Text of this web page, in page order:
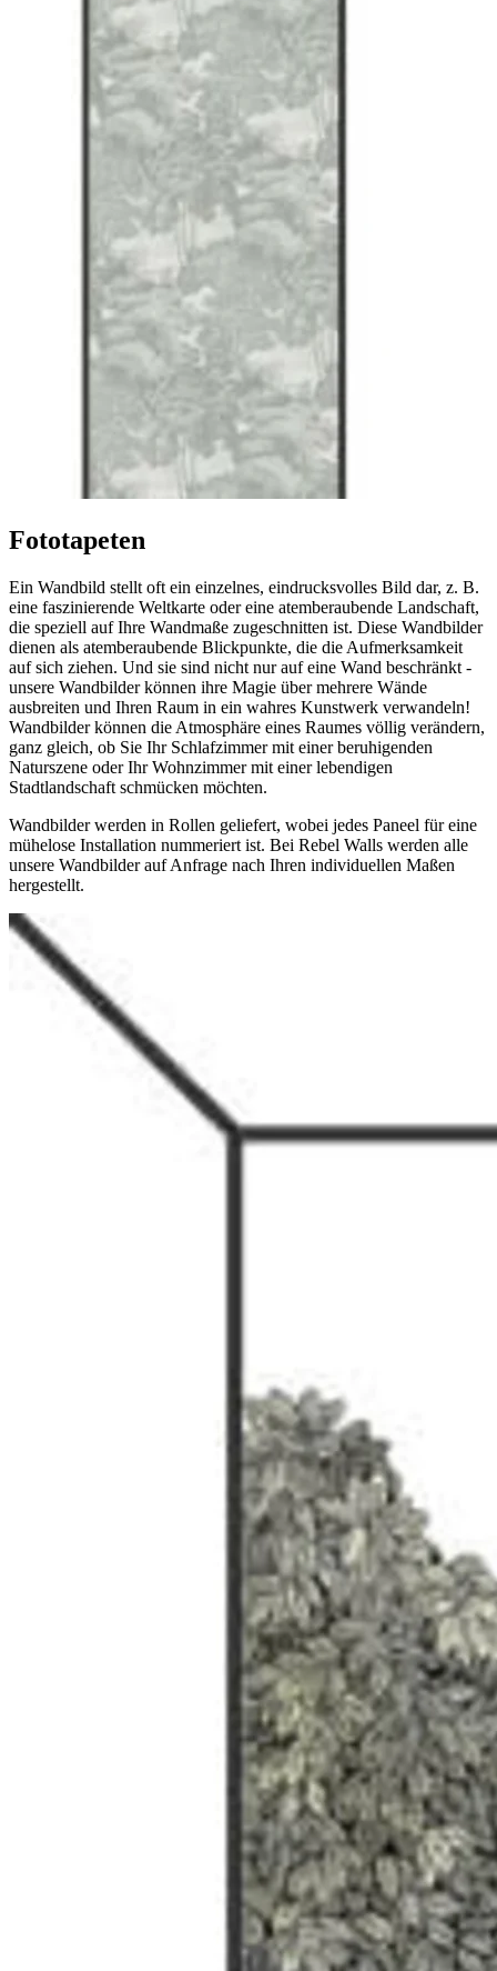
Fototapeten
Ein Wandbild stellt oft ein einzelnes, eindrucksvolles Bild dar, z. B.
eine faszinierende Weltkarte oder eine atemberaubende Landschaft,
die speziell auf Ihre Wandmaße zugeschnitten ist. Diese Wandbilder
dienen als atemberaubende Blickpunkte, die die Aufmerksamkeit
auf sich ziehen. Und sie sind nicht nur auf eine Wand beschränkt -
unsere Wandbilder können ihre Magie über mehrere Wände
ausbreiten und Ihren Raum in ein wahres Kunstwerk verwandeln!
Wandbilder können die Atmosphäre eines Raumes völlig verändern,
ganz gleich, ob Sie Ihr Schlafzimmer mit einer beruhigenden
Naturszene oder Ihr Wohnzimmer mit einer lebendigen
Stadtlandschaft schmücken möchten.
Wandbilder werden in Rollen geliefert, wobei jedes Paneel für eine
mühelose Installation nummeriert ist. Bei Rebel Walls werden alle
unsere Wandbilder auf Anfrage nach Ihren individuellen Maßen
hergestellt.